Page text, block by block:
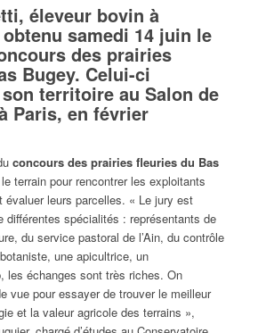
éleveur bovin à
samedi 14 juin le
des prairies
Bugey. Celui-ci
territoire au Salon de
Paris, en février
concours des prairies fleuries du Bas
terrain pour rencontrer les exploitants
évaluer leurs parcelles. « Le jury est
différentes spécialités : représentants de
du service pastoral de l’Ain, du contrôle
une apicultrice, un
les échanges sont très riches. On
vue pour essayer de trouver le meilleur
et la valeur agricole des terrains »,